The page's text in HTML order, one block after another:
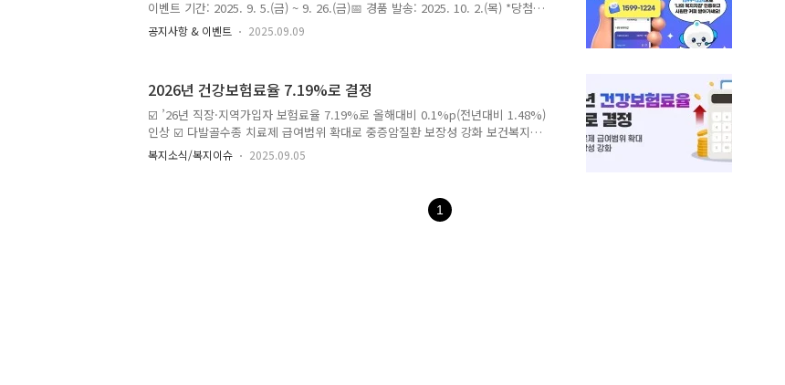
범죄 대응을 위한 인력 보강과 함께 삭제지원시스템 기능을 개선하는..
이벤트 기간: 2025. 9. 5.(금) ~ 9. 26.(금)📅 경품 발송: 2025. 10. 2.(목) *당첨자 개
별 문자 발송 예정입니다.🎁 이벤트 경품: 커피 기프티콘 (125명) 자세한 참여방
법은 아래아래!를 확인해주세요! 문자로 나의 복지지갑 인증하고 선물 받아가세
있어요 👉 복지자격 정보, 복지 수급 현황, 서비스 신청 현황 등 ✅ 이벤트 참여
방법 1️⃣ 복지포털 ‘복지로’ 접속해 ‘나의 복지지갑’ 확인하기 * 복지로 접..
공지사항 & 이벤트 2025.09.09
2026년 건강보험료율 7.19%로 결정
☑️ ’26년 직장·지역가입자 보험료율 7.19%로 올해대비 0.1%p(전년대비 1.48%)
인상 ☑️ 다발골수종 치료제 급여범위 확대로 중증암질환 보장성 강화 보건복지부
는 8월 28일(목) 14시에 2025년 제15차 건강보험정책심의위원회(이하 ‘건정심’,
위원장 : 이형훈 제2차관)를 개최하였다. 건정심은 이번 회의에서 ’26년도 건강보
결하였다. 건정심에서 논의된 각 안건의 주요 내용은 다음과 같다. 우선 위원회
는 이날 ’26년 건강보험료율을 7.19%로 결정하여, 올해보다 0.1%p(전년대비
복지소식/복지이슈 2025.09.05
1